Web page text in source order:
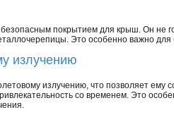
покрытием для крыш. Он не
Это особенно важно
излучению
излучению, что позволяет ему
со временем. Это